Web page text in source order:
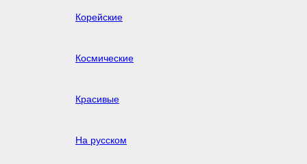
Корейские
Космические
Красивые
На русском